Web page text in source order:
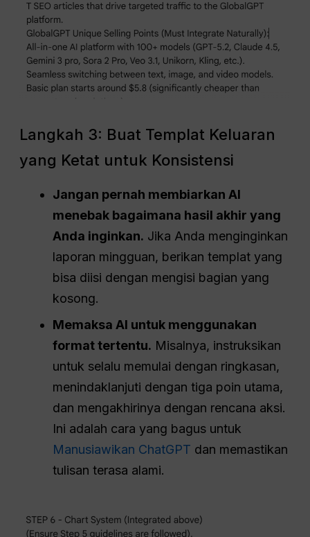
Langkah 3: Buat Templat Keluaran
yang Ketat untuk Konsistensi
Jangan pernah membiarkan AI
menebak bagaimana hasil akhir yang
Anda inginkan. Jika Anda menginginkan
laporan mingguan, berikan templat yang
bisa diisi dengan mengisi bagian yang
kosong.
Memaksa AI untuk menggunakan
format tertentu. Misalnya, instruksikan
untuk selalu memulai dengan ringkasan,
menindaklanjuti dengan tiga poin utama,
dan mengakhirinya dengan rencana aksi.
Ini adalah cara yang bagus untuk
Manusiawikan ChatGPT dan memastikan
tulisan terasa alami.